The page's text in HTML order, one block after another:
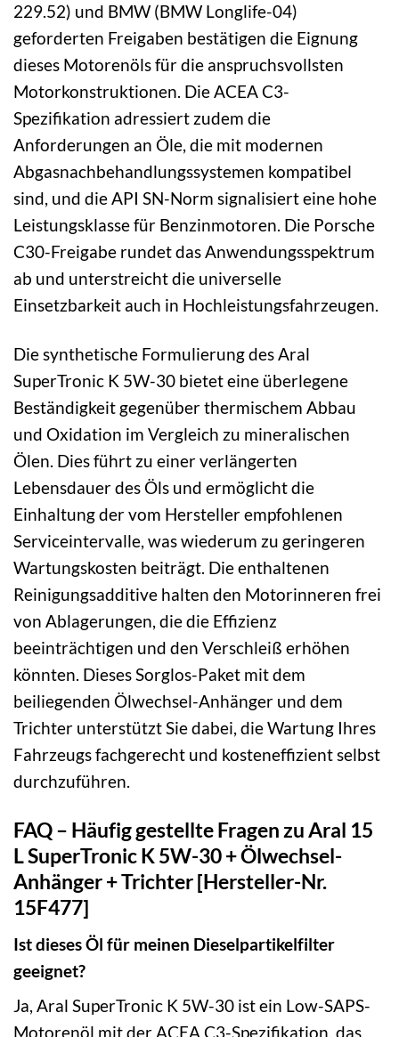
229.52) und BMW (BMW Longlife-04)
geforderten Freigaben bestätigen die Eignung
dieses Motorenöls für die anspruchsvollsten
Motorkonstruktionen. Die ACEA C3-
Spezifikation adressiert zudem die
Anforderungen an Öle, die mit modernen
Abgasnachbehandlungssystemen kompatibel
sind, und die API SN-Norm signalisiert eine hohe
Leistungsklasse für Benzinmotoren. Die Porsche
C30-Freigabe rundet das Anwendungsspektrum
ab und unterstreicht die universelle
Einsetzbarkeit auch in Hochleistungsfahrzeugen.
Die synthetische Formulierung des Aral
SuperTronic K 5W-30 bietet eine überlegene
Beständigkeit gegenüber thermischem Abbau
und Oxidation im Vergleich zu mineralischen
Ölen. Dies führt zu einer verlängerten
Lebensdauer des Öls und ermöglicht die
Einhaltung der vom Hersteller empfohlenen
Serviceintervalle, was wiederum zu geringeren
Wartungskosten beiträgt. Die enthaltenen
Reinigungsadditive halten den Motorinneren frei
von Ablagerungen, die die Effizienz
beeinträchtigen und den Verschleiß erhöhen
könnten. Dieses Sorglos-Paket mit dem
beiliegenden Ölwechsel-Anhänger und dem
Trichter unterstützt Sie dabei, die Wartung Ihres
Fahrzeugs fachgerecht und kosteneffizient selbst
durchzuführen.
FAQ – Häufig gestellte Fragen zu Aral 15
L SuperTronic K 5W-30 + Ölwechsel-
Anhänger + Trichter [Hersteller-Nr.
15F477]
Ist dieses Öl für meinen Dieselpartikelfilter
geeignet?
Ja, Aral SuperTronic K 5W-30 ist ein Low-SAPS-
Motorenöl mit der ACEA C3-Spezifikation, das